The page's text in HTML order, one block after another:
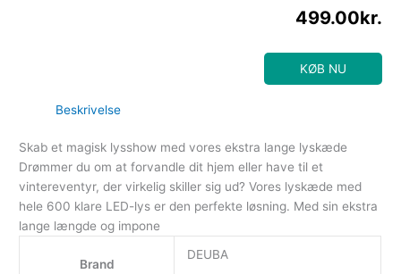
499.00kr.
KØB NU
Beskrivelse
Skab et magisk lysshow med vores ekstra lange lyskæde
Drømmer du om at forvandle dit hjem eller have til et
vintereventyr, der virkelig skiller sig ud? Vores lyskæde med
hele 600 klare LED-lys er den perfekte løsning. Med sin ekstra
lange længde og impone
Brand
DEUBA